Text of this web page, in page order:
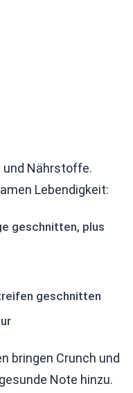
und Nährstoffe.
Lebendigkeit:
geschnitten, plus
geschnitten
bringen Crunch und
Note hinzu.